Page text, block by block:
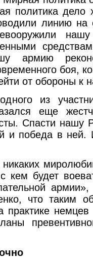
политика
линию на
армию
боя,
от обороны к
из
еще
Спасти нашу
и победа в ней.
будет
что таким
практике